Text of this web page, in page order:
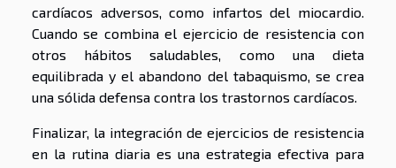
cardíacos adversos, como infartos del miocardio.
Cuando se combina el ejercicio de resistencia con
otros hábitos saludables, como una dieta
equilibrada y el abandono del tabaquismo, se crea
una sólida defensa contra los trastornos cardíacos.
Finalizar, la integración de ejercicios de resistencia
en la rutina diaria es una estrategia efectiva para